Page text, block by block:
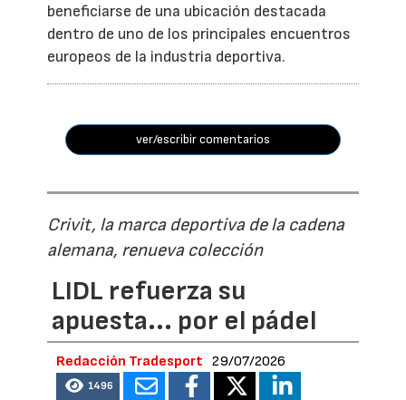
beneficiarse de una ubicación destacada
dentro de uno de los principales encuentros
europeos de la industria deportiva.
ver/escribir comentarios
Crivit, la marca deportiva de la cadena
alemana, renueva colección
LIDL refuerza su
apuesta... por el pádel
Redacción Tradesport 29/07/2026
1496